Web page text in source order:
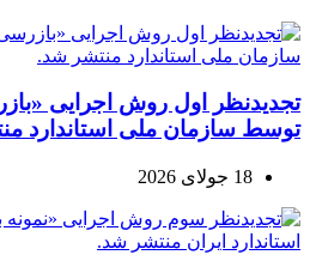
تجدیدنظر اول روش اجرایی
توسط سازمان ملی استاندارد
18 جولای 2026